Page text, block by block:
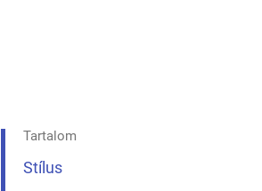
Tartalom
Stílus